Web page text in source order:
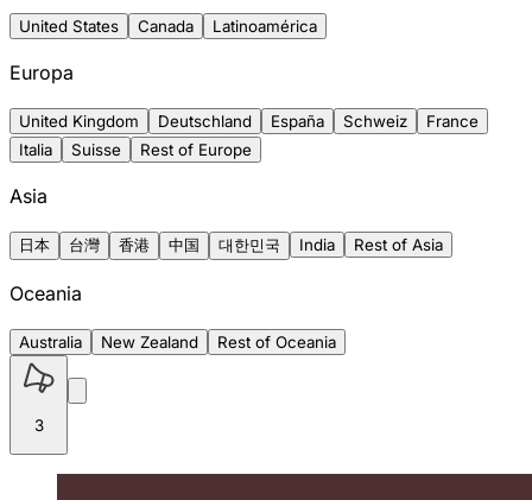
United States Canada Latinoamérica
Europa
United Kingdom Deutschland España Schweiz
France
Italia
Suisse Rest of Europe
Asia
日本 台灣 香港 中国 대한민국 India Rest of Asia
Oceania
Australia New Zealand Rest of Oceania
3